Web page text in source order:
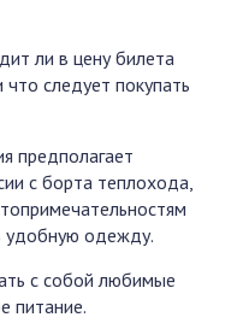
ли в цену билета
следует покупать
предполагает
с борта теплохода,
удобную одежду.
с собой любимые
питание.